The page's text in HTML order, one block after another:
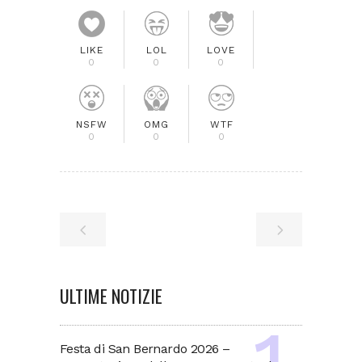
LIKE
0
LOL
0
LOVE
0
NSFW
0
OMG
0
WTF
0
ULTIME NOTIZIE
Festa di San Bernardo 2026 –